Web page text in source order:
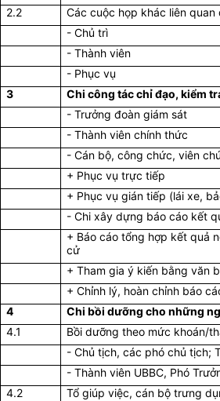
2.2
Các cuộc họp khác liên
- Chủ trì
- Thành viên
- Phục vụ
3
Chi công tác chỉ đạo, kiểm
- Trưởng đoàn giám sát
- Thành viên chính thức
- Cán bộ, công chức, viên
+ Phục vụ trực tiếp
+ Phục vụ gián tiếp (lái xe,
- Chi xây dựng báo cáo kết
+ Báo cáo tổng hợp kết quả
cử
+ Tham gia ý kiến bằng văn
+ Chỉnh lý, hoàn chỉnh báo
4
Chi bồi dưỡng cho những
4.1
Bồi dưỡng theo mức khoán/
- Chủ tịch, các phó chủ tịch;
- Thành viên UBBC, Phó
4.2
Tổ giúp việc, cán bộ trưng